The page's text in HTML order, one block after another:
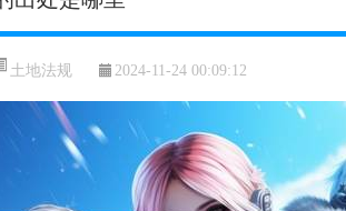
土地法规 2024-11-24 00:09:12